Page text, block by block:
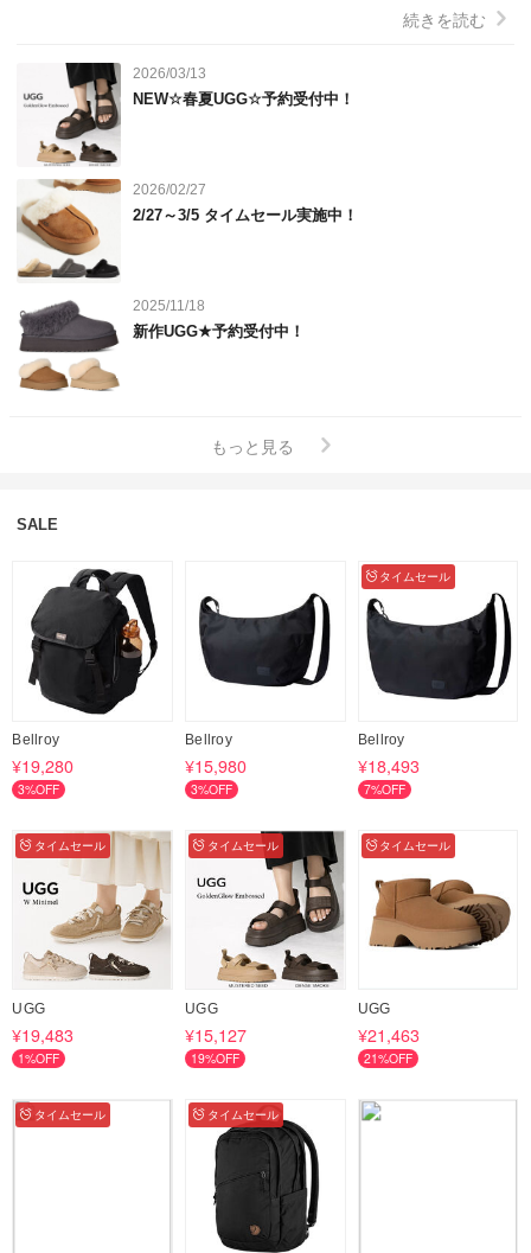
続きを読む
2026/03/13
NEW☆春夏UGG☆予約受付中！
2026/02/27
2/27～3/5 タイムセール実施中！
2025/11/18
新作UGG★予約受付中！
もっと見る
SALE
Bellroy
¥19,280
3%OFF
Bellroy
¥15,980
3%OFF
タイムセール
Bellroy
¥18,493
7%OFF
タイムセール
UGG
¥19,483
1%OFF
タイムセール
UGG
¥15,127
19%OFF
タイムセール
UGG
¥21,463
21%OFF
タイムセール タイムセール